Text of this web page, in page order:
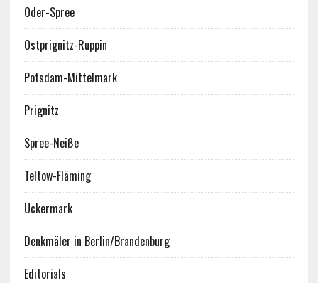
Oder-Spree
Ostprignitz-Ruppin
Potsdam-Mittelmark
Prignitz
Spree-Neiße
Teltow-Fläming
Uckermark
Denkmäler in Berlin/Brandenburg
Editorials